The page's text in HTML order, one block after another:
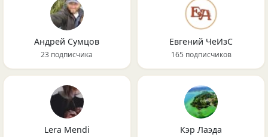
Андрей Сумцов
23 подписчика
Евгений ЧеИзС
165 подписчиков
Lera Mendi Кэр Лаэда